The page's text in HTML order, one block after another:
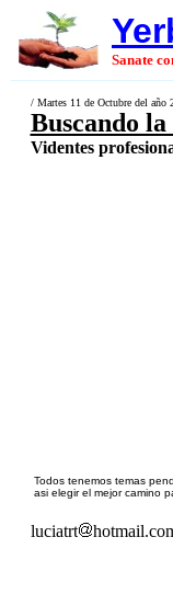
Sanate
/ Martes 11 de Octubre del año
Buscando
Videntes
Todos tenemos temas
asi elegir el mejor camino
luciatrt